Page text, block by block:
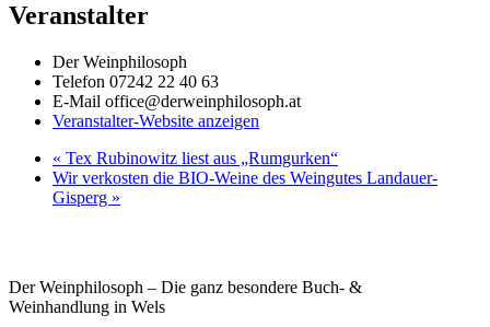
Veranstalter
Der Weinphilosoph
Telefon 07242 22 40 63
E-Mail office@derweinphilosoph.at
Veranstalter-Website anzeigen
« Tex Rubinowitz liest aus „Rumgurken“
Wir verkosten die BIO-Weine des Weingutes Landauer-
Gisperg »
Der Weinphilosoph – Die ganz besondere Buch- &
Weinhandlung in Wels